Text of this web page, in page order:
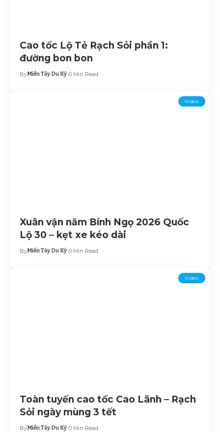
Cao tốc Lộ Tẻ Rạch Sỏi phần 1:
đường bon bon
ByMiền Tây Du Ký 0 Min Read
Video
Xuân vận năm Bính Ngọ 2026 Quốc
Lộ 30 – kẹt xe kéo dài
ByMiền Tây Du Ký 0 Min Read
Video
Toàn tuyến cao tốc Cao Lãnh – Rạch
Sỏi ngày mùng 3 tết
ByMiền Tây Du Ký 0 Min Read